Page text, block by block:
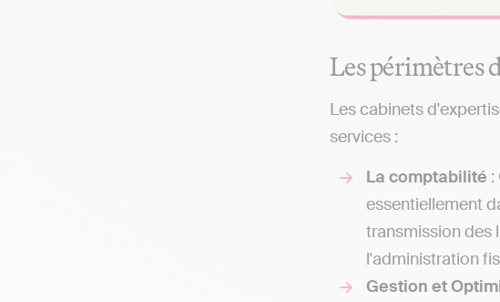
Les périmètres
Les cabinets
services :
La comptabilité
essentiellement
transmission des
l'administration
Gestion et